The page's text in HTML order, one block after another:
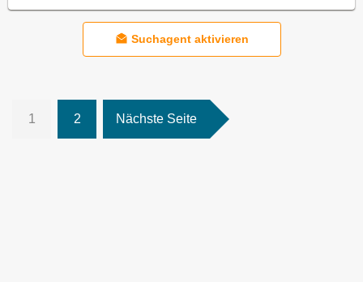
Suchagent aktivieren
1 2 Nächste Seite